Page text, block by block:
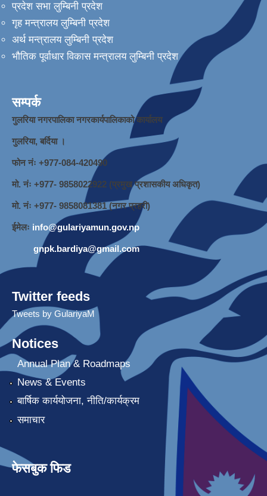
प्रदेश सभा लुम्बिनी प्रदेश
गृह मन्त्रालय लुम्बिनी प्रदेश
अर्थ मन्त्रालय लुम्बिनी प्रदेश
भौतिक पूर्वाधार विकास मन्त्रालय लुम्बिनी प्रदेश
सम्पर्क
गुलरिया नगरपालिका नगरकार्यपालिकाको कार्यालय
गुलरिया, बर्दिया ।
फोन नंः ‌+977-084-420490
मो. नंः +977- 9858022922 (प्रमुख प्रशासकीय अधिकृत)
मो. नंः +977- 9858081381 (नगर प्रहरी)
ईमेलः info@gulariyamun.gov.np
gnpk.bardiya@gmail.com
Twitter feeds
Tweets by GulariyaM
Notices
Annual Plan & Roadmaps
News & Events
बार्षिक कार्ययोजना, नीति/कार्यक्रम
समाचार
फेसबुक फिड